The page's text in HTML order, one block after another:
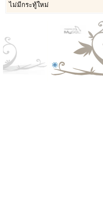
ไม่มีกระทู้ใหม่